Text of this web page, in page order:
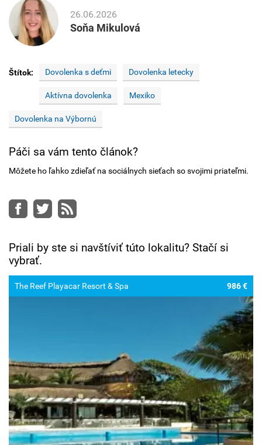
26.06.2026
Soňa Mikulová
Štítok: Dovolenka s deťmi Dovolenka letecky
Aktívna dovolenka Mexiko
Dovolenka na Výbornú
Páči sa vám tento článok?
Môžete ho ľahko zdieľať na sociálnych sieťach so svojimi priateľmi.
Facebook
Twitter
RSS
Priali by ste si navštíviť túto lokalitu? Stačí si
vybrať.
The Reef Playacar Resort & Spa 986 €